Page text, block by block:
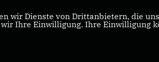
Christiane Staab MdL
wir Dienste von Drittanbietern, die
Ihre Einwilligung. Ihre Einwilligung